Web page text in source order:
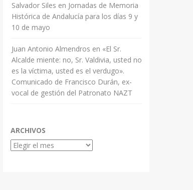
Salvador Siles en Jornadas de Memoria
Histórica de Andalucía para los días 9 y
10 de mayo
Juan Antonio Almendros en «El Sr.
Alcalde miente: no, Sr. Valdivia, usted no
es la víctima, usted es el verdugo».
Comunicado de Francisco Durán, ex-
vocal de gestión del Patronato NAZT
ARCHIVOS
Archivos